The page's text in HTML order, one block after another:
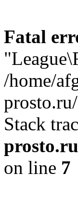
Fatal
/home/
Stack
on line 7